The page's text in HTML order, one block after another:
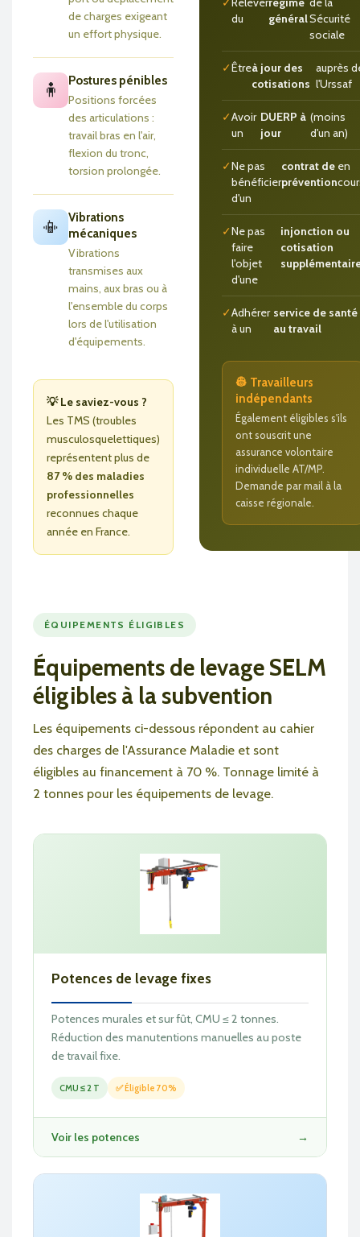
de charges exigeant
un effort physique.
🧍 Postures pénibles
Positions forcées
des articulations :
travail bras en l'air,
flexion du tronc,
torsion prolongée.
📳
Vibrations
mécaniques
Vibrations
transmises aux
mains, aux bras ou à
l'ensemble du corps
lors de l'utilisation
d'équipements.
💡 Le saviez-vous ?
Les TMS (troubles
musculosquelettiques)
représentent plus de
87 % des maladies
professionnelles
reconnues chaque
année en France.
du
généralSécurité
sociale
✓Êtreà jour des
cotisations
auprès
l'Urssaf
✓Avoir
un
DUERP à
jour
(moins
d'un an)
✓Ne pas
bénéficier
d'un
contrat de
prévention
en
✓Ne pas
faire
l'objet
d'une
injonction ou
cotisation
✓Adhérer
à un
service de santé
au travail
👷 Travailleurs
indépendants
Également éligibles s'ils
ont souscrit une
assurance volontaire
individuelle AT/MP.
Demande par mail à la
caisse régionale.
ÉQUIPEMENTS ÉLIGIBLES
Équipements de levage SELM
éligibles à la subvention
Les équipements ci-dessous répondent au cahier
des charges de l'Assurance Maladie et sont
éligibles au financement à 70 %. Tonnage limité à
2 tonnes pour les équipements de levage.
Potences de levage fixes
Potences murales et sur fût, CMU ≤ 2 tonnes.
Réduction des manutentions manuelles au poste
de travail fixe.
CMU ≤ 2 T ✅ Éligible 70%
Voir les potences →